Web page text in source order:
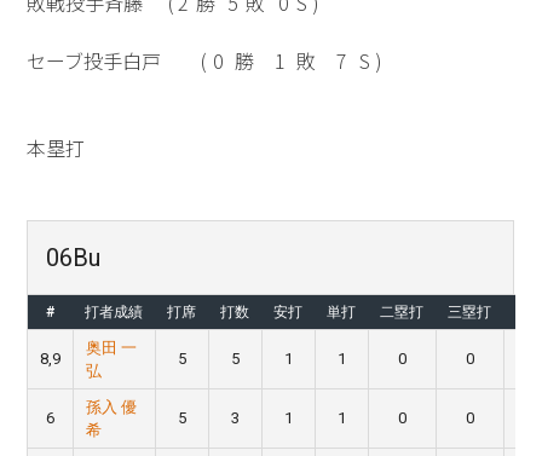
セーブ投手白戸 ( 0 勝 1 敗 7 S )
本塁打
06Bu
# 打者成績 打席 打数 安打 単打 二塁打 三塁打
8,9
奥田 一
弘
5 5 1 1 0 0
6
孫入 優
希
5 3 1 1 0 0